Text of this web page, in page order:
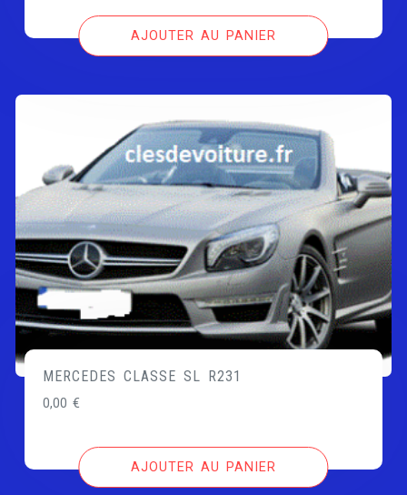
AJOUTER AU PANIER
MERCEDES CLASSE SL R231
0,00€
AJOUTER AU PANIER